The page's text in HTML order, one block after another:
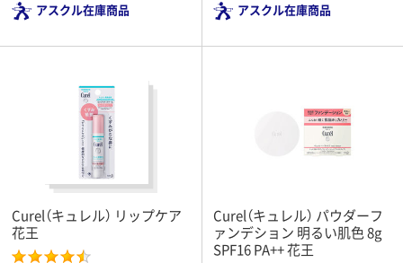
アスクル在庫商品
アスクル在庫商品
Curel（キュレル） リップケア
花王
Curel（キュレル） パウダーフ
ァンデション 明るい肌色 8g
SPF16 PA++ 花王